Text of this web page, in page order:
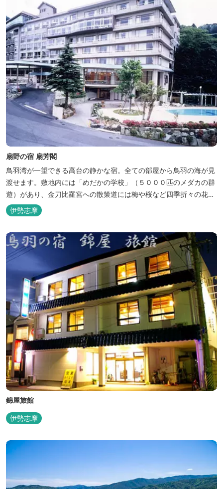
扇野の宿 扇芳閣
鳥羽湾が一望できる高台の静かな宿。全ての部屋から鳥羽の海が見
渡せます。敷地内には「めだかの学校」（５０００匹のメダカの群
遊）があり、金刀比羅宮への散策道には梅や桜など四季折々の花が
咲き誇り、ここ扇野ならではの懐かしい風景と感動に出会うことが
出来ます。 扇野温泉”初蕾の湯”では、水琴窟の音に耳をすませてみ
伊勢志摩
錦屋旅館
伊勢志摩